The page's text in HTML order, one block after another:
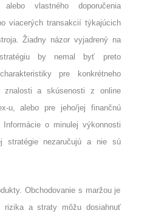
vlastného doporučenia
viacerých transakcií týkajúcich
Žiadny názor vyjadrený na
by nemal byť preto
pre konkrétneho
znalosti a skúsenosti z online
u, alebo pre jeho/jej finančnú
o minulej výkonnosti
stratégie nezaručujú a nie sú
Obchodovanie s maržou je
rizika a straty môžu dosiahnuť